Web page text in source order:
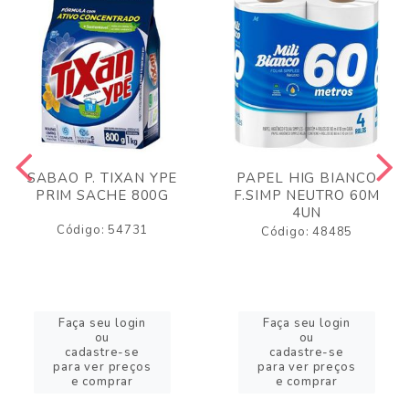
SABAO P. TIXAN YPE
PRIM SACHE 800G
Código: 54731
Faça seu login
ou
cadastre-se
para ver preços
e comprar
PAPEL HIG BIANCO
F.SIMP NEUTRO 60M
4UN
Código: 48485
Faça seu login
ou
cadastre-se
para ver preços
e comprar